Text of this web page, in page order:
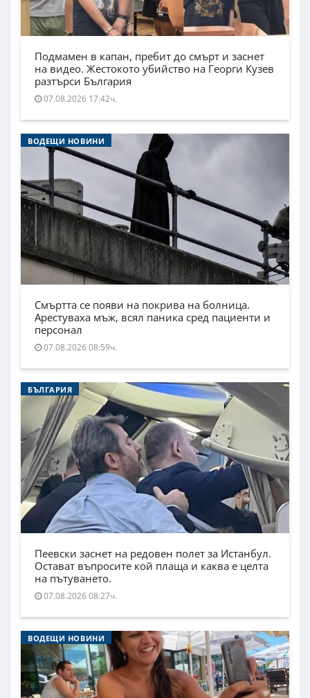
Подмамен в капан, пребит до смърт и заснет
на видео. Жестокото убийство на Георги Кузев
разтърси България
07.08.2026 17:42ч.
ВОДЕЩИ НОВИНИ
Смъртта се появи на покрива на болница.
Арестуваха мъж, всял паника сред пациенти и
персонал
07.08.2026 08:59ч.
БЪЛГАРИЯ
Пеевски заснет на редовен полет за Истанбул.
Остават въпросите кой плаща и каква е целта
на пътуването.
07.08.2026 08:27ч.
ВОДЕЩИ НОВИНИ